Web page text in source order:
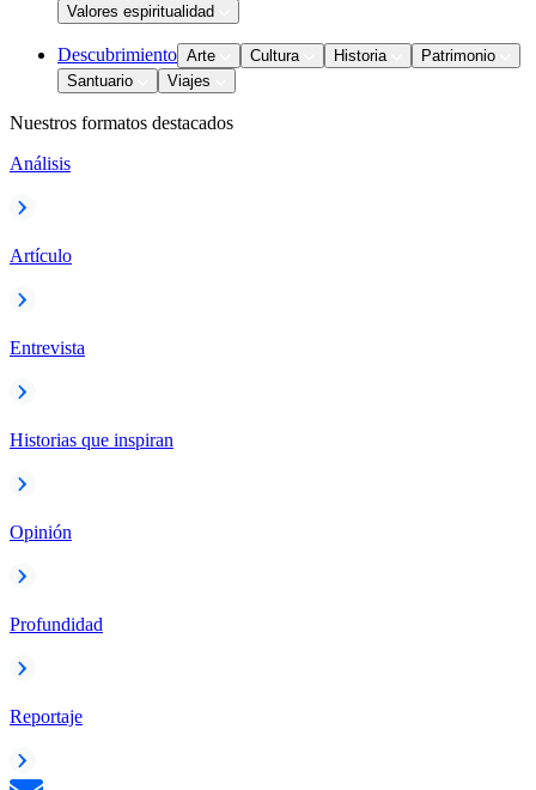
Valores espiritualidad
Descubrimiento Arte Cultura Historia
Patrimonio
Santuario
Viajes
Nuestros formatos destacados
Análisis
Artículo
Entrevista
Historias que inspiran
Opinión
Profundidad
Reportaje